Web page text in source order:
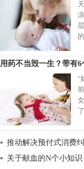
用药不当毁一生？带有
“
推动解决预付式消费
关于献血的N个小知